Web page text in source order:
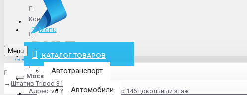
Контакты
info@pxlt.ru
Москва
Адрес: ул.Угрешская дом 2, стр 146 цокольный этаж
Везде
Menu
КАТАЛОГ ТОВАРОВ
Автотранспорт
Автомобили
Menu
Штатив Tripod 3120